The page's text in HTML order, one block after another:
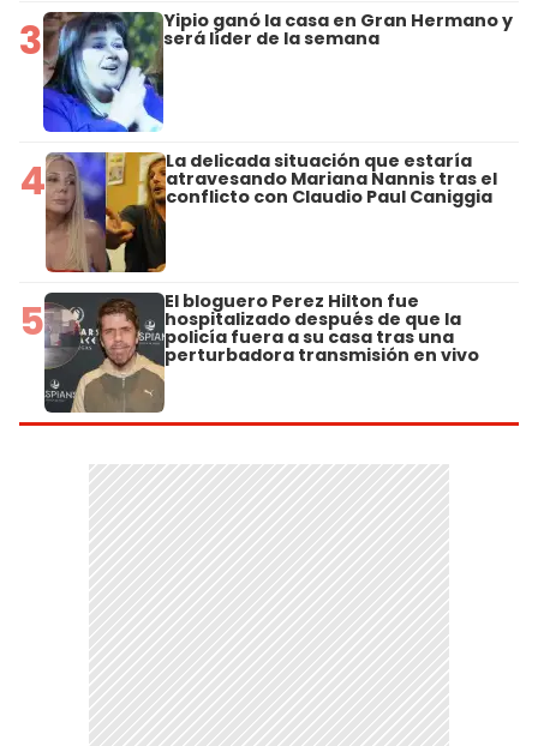
3 Yipio ganó la casa en Gran Hermano y
será líder de la semana
4 La delicada situación que estaría
atravesando Mariana Nannis tras el
conflicto con Claudio Paul Caniggia
5 El bloguero Perez Hilton fue
hospitalizado después de que la
policía fuera a su casa tras una
perturbadora transmisión en vivo